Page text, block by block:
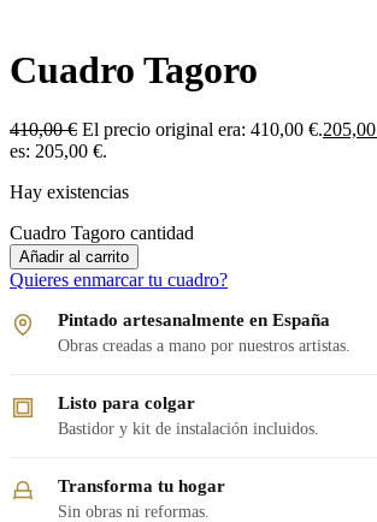
Cuadro Tagoro
410,00€ El precio original era: 410,00 €.205,00
es: 205,00 €.
Hay existencias
Cuadro Tagoro cantidad
Añadir al carrito
Quieres enmarcar tu cuadro?
Pintado artesanalmente en España
Obras creadas a mano por nuestros artistas.
Listo para colgar
Bastidor y kit de instalación incluidos.
Transforma tu hogar
Sin obras ni reformas.